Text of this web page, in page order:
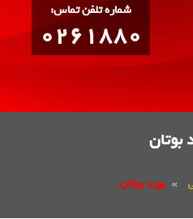
:شماره تلفن تماس
0261880
بوتان
» بورد بوتان